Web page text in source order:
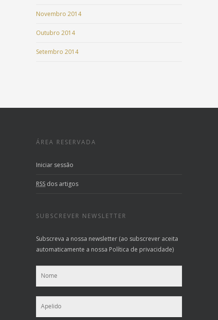
Novembro 2014
Outubro 2014
Setembro 2014
ÁREA RESERVADA
Iniciar sessão
RSS dos artigos
SUBSCREVER NEWSLETTER
Subscreva a nossa newsletter (ao subscrever aceita
automaticamente a nossa Política de privacidade)